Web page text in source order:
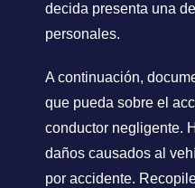
decida presenta una
personales.
A continuación,
que pueda sobre el
conductor negligente.
daños causados al
por accidente.